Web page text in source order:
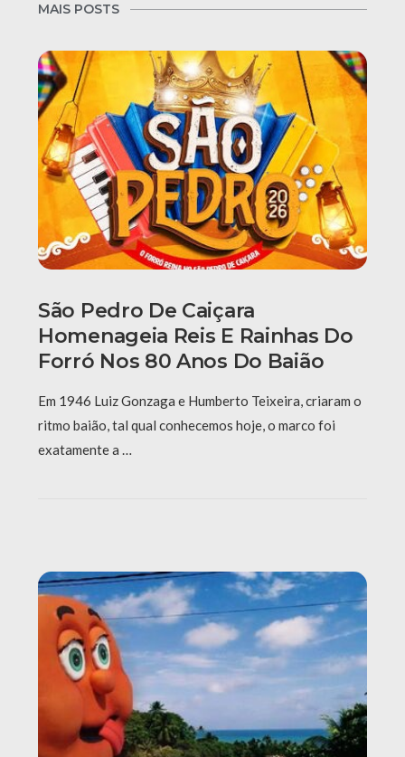
MAIS POSTS
São Pedro De Caiçara
Homenageia Reis E Rainhas Do
Forró Nos 80 Anos Do Baião
Em 1946 Luiz Gonzaga e Humberto Teixeira, criaram o
ritmo baião, tal qual conhecemos hoje, o marco foi
exatamente a …